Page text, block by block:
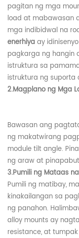
pagitan ng mga
load at mabawasan
mga indibidwal na
enerhiyaay
pagkarga ng hangin
istruktura sa
istruktura ng suporta
2.Magplano ng Mga
Bawasan ang
ng makatwirang
module tilt angle.
ng araw at
3.Pumili ng Mataas
Pumili ng matibay,
kinakailangan sa
ng panahon.
alloy mounts ay
resistance, at